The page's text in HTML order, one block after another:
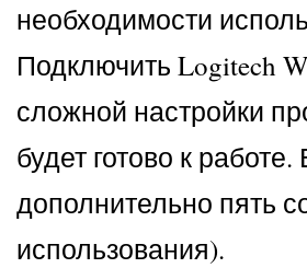
необходимости
Подключить Logitech
сложной настройки
будет готово к
дополнительно пять
использования).